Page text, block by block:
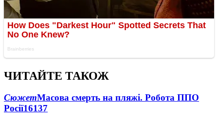
ЧИТАЙТЕ ТАКОЖ
СюжетМасова смерть на пляжі. Робота ППО
Росії16137